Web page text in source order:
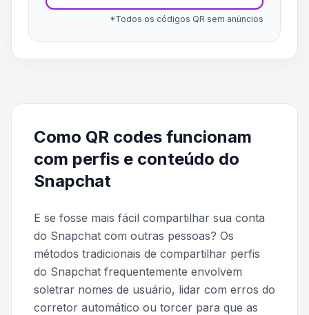
*Todos os códigos QR sem anúncios
Como QR codes funcionam
com perfis e conteúdo do
Snapchat
E se fosse mais fácil compartilhar sua conta
do Snapchat com outras pessoas? Os
métodos tradicionais de compartilhar perfis
do Snapchat frequentemente envolvem
soletrar nomes de usuário, lidar com erros do
corretor automático ou torcer para que as